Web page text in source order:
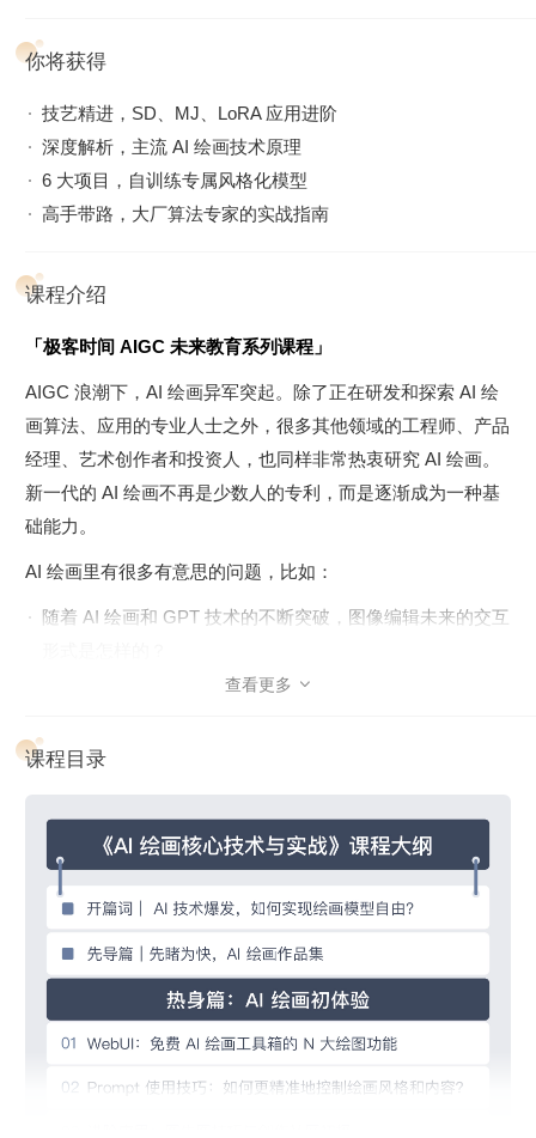
你将获得
技艺精进，SD、MJ、LoRA 应用进阶
深度解析，主流 AI 绘画技术原理
6 大项目，自训练专属风格化模型
高手带路，大厂算法专家的实战指南
课程介绍
「极客时间 AIGC 未来教育系列课程」
AIGC 浪潮下，AI 绘画异军突起。除了正在研发和探索 AI 绘
画算法、应用的专业人士之外，很多其他领域的工程师、产品
经理、艺术创作者和投资人，也同样非常热衷研究 AI 绘画。
新一代的 AI 绘画不再是少数人的专利，而是逐渐成为一种基
础能力。
AI 绘画里有很多有意思的问题，比如：
随着 AI 绘画和 GPT 技术的不断突破，图像编辑未来的交互
Midjourney 靠 AI 绘画取得了巨大成功，他们可能采用了哪
为什么像 Stable Diffusion 这样的 AI 绘画模型一出现，GAN
我能否训练一个自己专属的 AI 绘画模型，随心所欲创造富
有创意的内容？
为了帮你打开 AI 绘画领域的大门，我们邀请了南柯老师，分
享他在 AI 绘画技术领域深耕多年的经验。
通过这门课，你不但能理解 AI 绘画的黑魔法背后的核心技术
和算法原理，还能训练自己的专属 AI 绘画模型，实现我们在
各种 App 上看到的商用级图像特效，真正把 AI 绘画工具变成
查看更多 
课程目录